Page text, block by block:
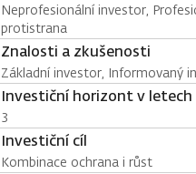
Neprofesionální investor,
protistrana
Znalosti a zkušenosti
Základní investor, Informovaný
Investiční horizont v letech
3
Investiční cíl
Kombinace ochrana i růst